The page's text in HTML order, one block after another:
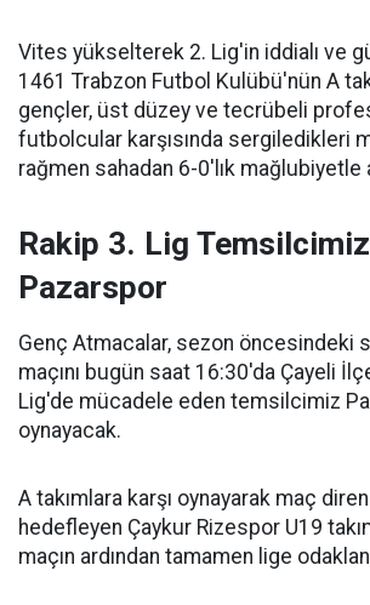
Vites yükselterek 2. Lig'in iddialı ve
1461 Trabzon Futbol Kulübü'nün A
gençler, üst düzey ve tecrübeli
futbolcular karşısında sergiledikleri
rağmen sahadan 6-0'lık mağlubiyetle
Rakip 3. Lig Temsilcimiz
Pazarspor
Genç Atmacalar, sezon öncesindeki
maçını bugün saat 16:30'da Çayeli
Lig'de mücadele eden temsilcimiz
oynayacak.
A takımlara karşı oynayarak maç
hedefleyen Çaykur Rizespor U19
maçın ardından tamamen lige